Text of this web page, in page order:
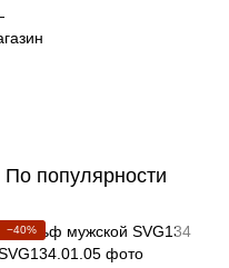
По популярности
−40%